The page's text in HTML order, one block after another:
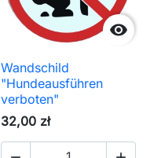

Wandschild
"Hundeausführen
verboten"
32,00 zł